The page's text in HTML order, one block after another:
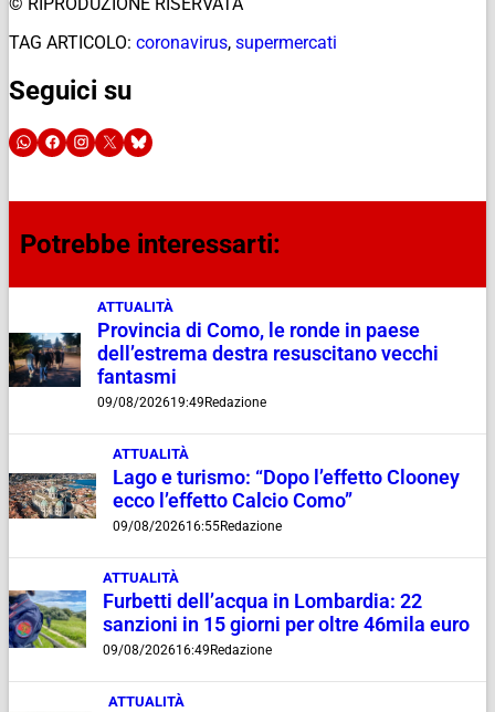
TAG ARTICOLO: coronavirus, supermercati
Seguici su
Potrebbe interessarti:
ATTUALITÀ
Provincia di Como, le ronde in paese
dell’estrema destra resuscitano vecchi
fantasmi
09/08/202619:49Redazione
ATTUALITÀ
Lago e turismo: “Dopo l’effetto Clooney
ecco l’effetto Calcio Como”
09/08/202616:55Redazione
ATTUALITÀ
Furbetti dell’acqua in Lombardia: 22
sanzioni in 15 giorni per oltre 46mila euro
09/08/202616:49Redazione
ATTUALITÀ